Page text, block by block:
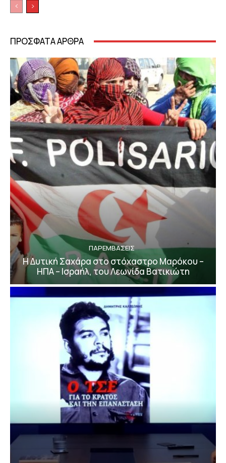
ΠΡΟΣΦΑΤΑ ΑΡΘΡΑ
ΠΑΡΕΜΒΑΣΕΙΣ
Η Δυτική Σαχάρα στο στόχαστρο Μαρόκου –
ΗΠΑ – Ισραήλ, του Λεωνίδα Βατικιώτη